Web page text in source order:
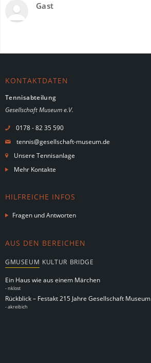
Gast
KONTAKTDATEN
Tennisabteilung
Gesellschaft Museum e.V.
0178 - 82 35 590
tennis@gesellschaft-museum.de
Unsere Tennisanlage
Mehr Kontakte
HILFREICHE INFOS
Fragen und Antworten
AUS DEN BEREICHEN
GMUSEUM KULTUR BRIDGE
Ein Haus wie aus einem Märchen
-nklost
Rückblick – Festakt 215 Jahre Gesellschaft Museum
-akreibich